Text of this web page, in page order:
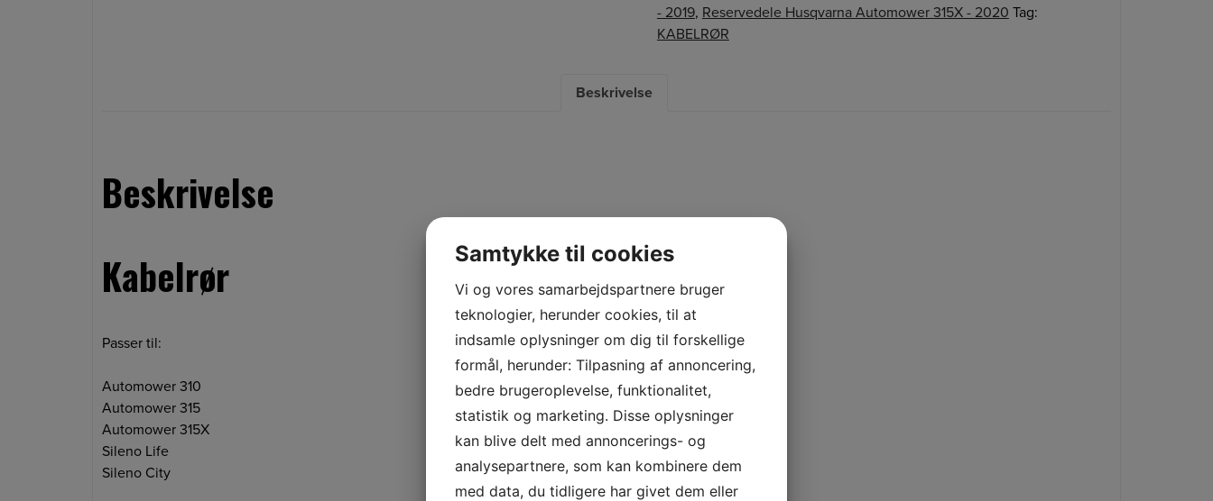
- 2019, Reservedele Husqvarna Automower 315X - 2020 Tag:
KABELRØR
Beskrivelse
Beskrivelse
Kabelrør
Passer til:
Automower 310
Automower 315
Automower 315X
Sileno Life
Sileno City
Samtykke til cookies
Vi og vores samarbejdspartnere bruger
teknologier, herunder cookies, til at
indsamle oplysninger om dig til forskellige
formål, herunder: Tilpasning af annoncering,
bedre brugeroplevelse, funktionalitet,
statistik og marketing. Disse oplysninger
kan blive delt med annoncerings- og
analysepartnere, som kan kombinere dem
med data, du tidligere har givet dem eller